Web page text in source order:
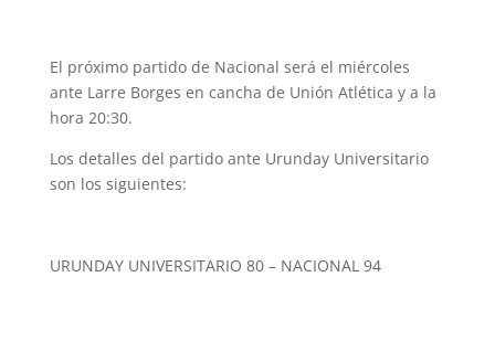
El próximo partido de Nacional será el miércoles
ante Larre Borges en cancha de Unión Atlética y a la
hora 20:30.
Los detalles del partido ante Urunday Universitario
son los siguientes:
URUNDAY UNIVERSITARIO 80 – NACIONAL 94